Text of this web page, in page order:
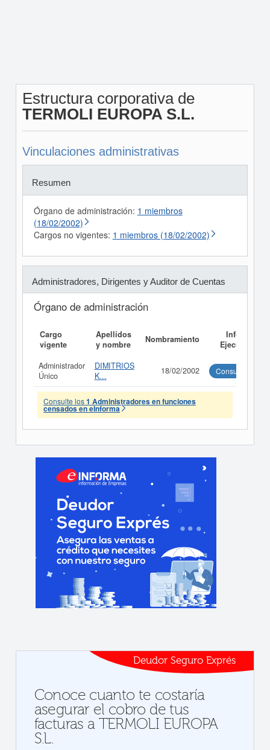
Estructura corporativa de
TERMOLI EUROPA S.L.
Vinculaciones administrativas
Resumen
Órgano de administración: 1 miembros
(18/02/2002)
Cargos no vigentes: 1 miembros (18/02/2002)
Administradores, Dirigentes y Auditor de Cuentas
Órgano de administración
Cargo
vigente
Apellidos
y nombre
Nombramiento
Informe
Ejecutivo
Administrador
Único
DIMITRIOS
K...
18/02/2002 Consultar
Consulte los1 Administradores en funciones
censados en eInforma
Deudor Seguro Exprés
Conoce cuanto te costaría
asegurar el cobro de tus
facturas a TERMOLI EUROPA
S.L.